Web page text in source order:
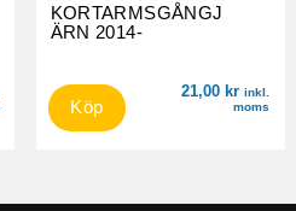
KORTARMSGÅNGJ
ÄRN 2014-
21,00 kr inkl.
moms
Köp